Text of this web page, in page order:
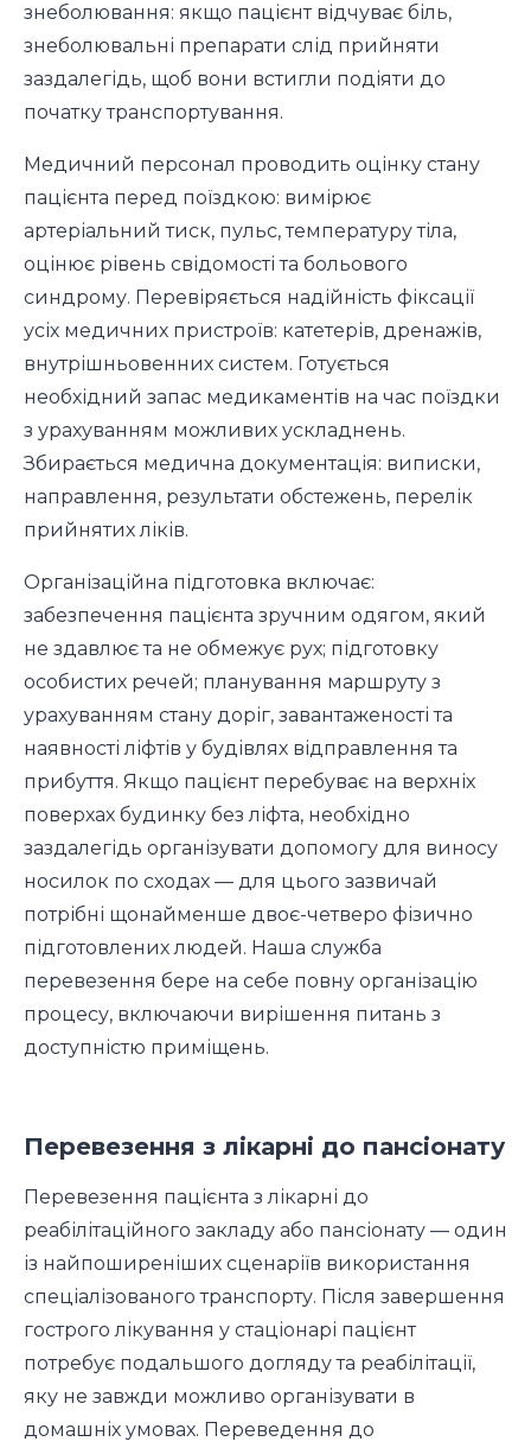
знеболювання: якщо пацієнт відчуває біль,
знеболювальні препарати слід прийняти
заздалегідь, щоб вони встигли подіяти до
початку транспортування.
Медичний персонал проводить оцінку стану
пацієнта перед поїздкою: вимірює
артеріальний тиск, пульс, температуру тіла,
оцінює рівень свідомості та больового
синдрому. Перевіряється надійність фіксації
усіх медичних пристроїв: катетерів, дренажів,
внутрішньовенних систем. Готується
необхідний запас медикаментів на час поїздки
з урахуванням можливих ускладнень.
Збирається медична документація: виписки,
направлення, результати обстежень, перелік
прийнятих ліків.
Організаційна підготовка включає:
забезпечення пацієнта зручним одягом, який
не здавлює та не обмежує рух; підготовку
особистих речей; планування маршруту з
урахуванням стану доріг, завантаженості та
наявності ліфтів у будівлях відправлення та
прибуття. Якщо пацієнт перебуває на верхніх
поверхах будинку без ліфта, необхідно
заздалегідь організувати допомогу для виносу
носилок по сходах — для цього зазвичай
потрібні щонайменше двоє-четверо фізично
підготовлених людей. Наша служба
перевезення бере на себе повну організацію
процесу, включаючи вирішення питань з
доступністю приміщень.
Перевезення з лікарні до пансіонату
Перевезення пацієнта з лікарні до
реабілітаційного закладу або пансіонату — один
із найпоширеніших сценаріїв використання
спеціалізованого транспорту. Після завершення
гострого лікування у стаціонарі пацієнт
потребує подальшого догляду та реабілітації,
яку не завжди можливо організувати в
домашніх умовах. Переведення до